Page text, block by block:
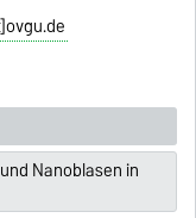
Nanoblasen in